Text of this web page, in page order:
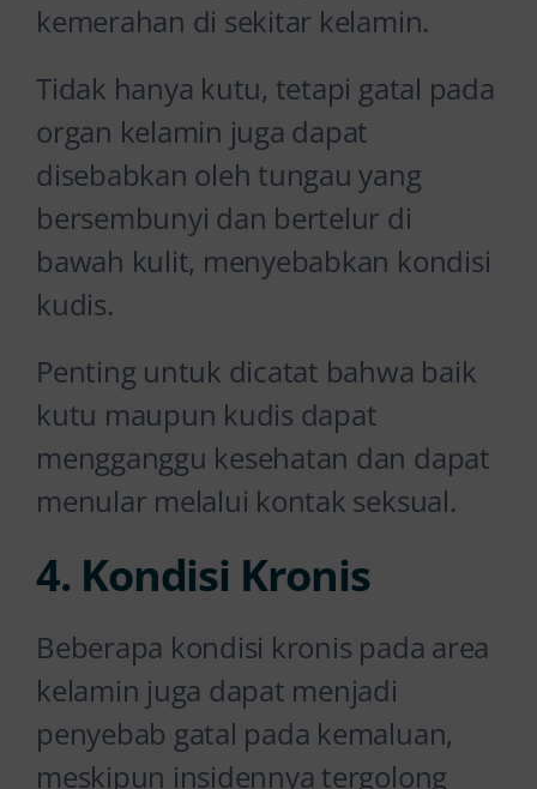
kemerahan di sekitar kelamin.
Tidak hanya kutu, tetapi gatal pada
organ kelamin juga dapat
disebabkan oleh tungau yang
bersembunyi dan bertelur di
bawah kulit, menyebabkan kondisi
kudis.
Penting untuk dicatat bahwa baik
kutu maupun kudis dapat
mengganggu kesehatan dan dapat
menular melalui kontak seksual.
4. Kondisi Kronis
Beberapa kondisi kronis pada area
kelamin juga dapat menjadi
penyebab gatal pada kemaluan,
meskipun insidennya tergolong